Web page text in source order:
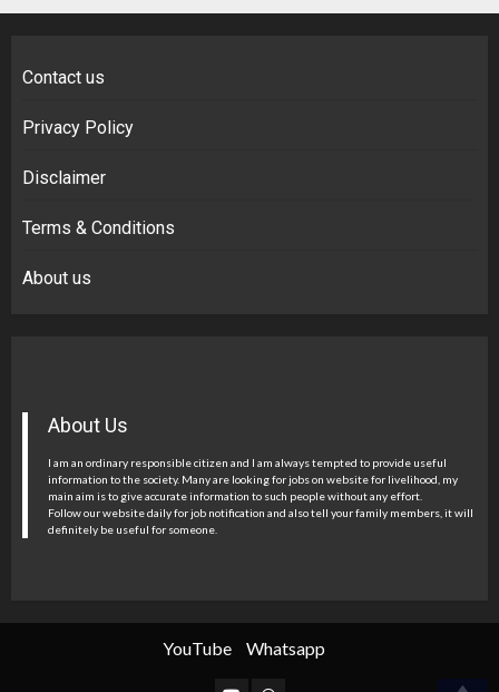
Contact us
Privacy Policy
Disclaimer
Terms & Conditions
About us
About Us
I am an ordinary responsible citizen and I am always tempted to provide useful
information to the society. Many are looking for jobs on website for livelihood, my
main aim is to give accurate information to such people without any effort.
Follow our website daily for job notification and also tell your family members, it will
definitely be useful for someone.
YouTube Whatsapp